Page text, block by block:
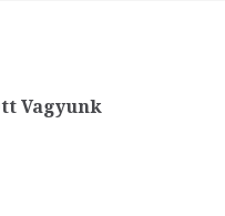
Vagyunk